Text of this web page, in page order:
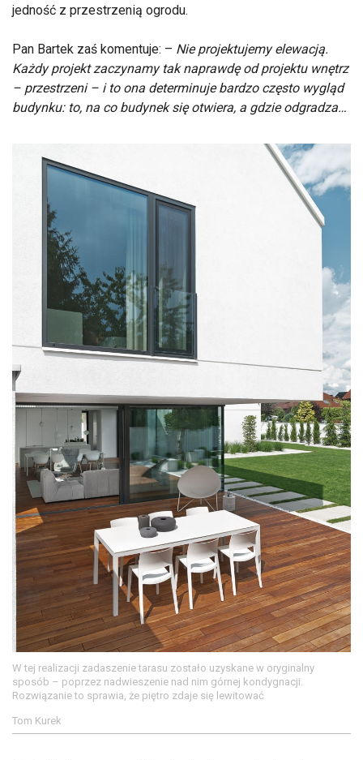
jedność z przestrzenią ogrodu.
Pan Bartek zaś komentuje: – Nie projektujemy elewacją.
Każdy projekt zaczynamy tak naprawdę od projektu wnętrz
– przestrzeni – i to ona determinuje bardzo często wygląd
budynku: to, na co budynek się otwiera, a gdzie odgradza…
W tej realizacji zadaszenie tarasu zostało uzyskane w oryginalny
sposób – poprzez nadwieszenie nad nim górnej kondygnacji.
Rozwiązanie to sprawia, że piętro zdaje się lewitować
Tom Kurek